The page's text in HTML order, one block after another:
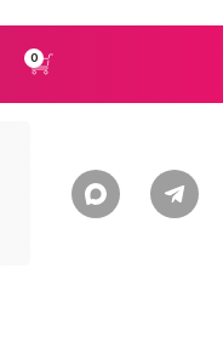
0